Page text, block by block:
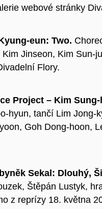
webové stránky
eun: Two.
Jinseon, Kim Sun-
Flory.
Project – Kim
hyun, tančí Lim Jong-
Goh Dong-hoon,
Sekal: Dlouhý,
Štěpán Lustyk,
z reprízy 18. května